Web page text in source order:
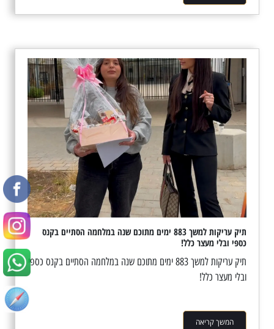
תיק עריקות למשך 883 ימים מתוכם שנה במלחמה הסתיים בקנס
כספי ובלי מעצר כלל!
תיק עריקות למשך 883 ימים מתוכם שנה במלחמה הסתיים בקנס כספי
ובלי מעצר כלל!
המשך קריאה